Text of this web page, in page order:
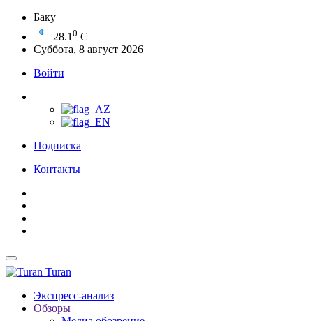
Баку
28.1 0 C
Суббота, 8 август 2026
Войти
Подписка
Контакты
Turan
Экспресс-анализ
Обзоры